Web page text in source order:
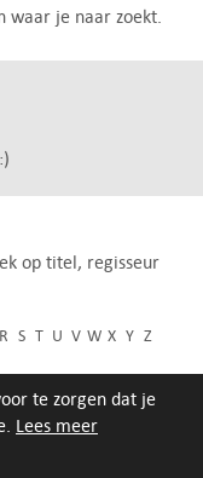
te zorgen dat je
Lees meer
waar je naar zoekt.
op titel, regisseur
R S T U V W X Y Z